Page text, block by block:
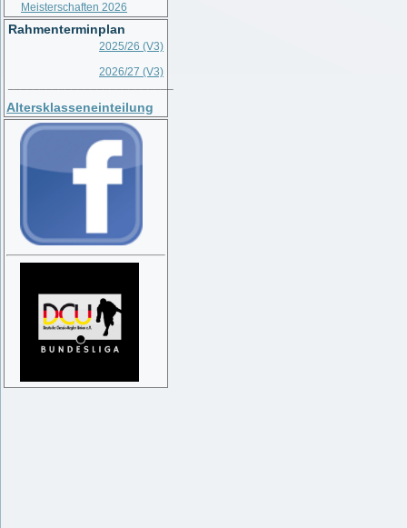
Meisterschaften 2026
Rahmenterminplan
2025/26 (V3)
2026/27 (V3)
Altersklasseneinteilung